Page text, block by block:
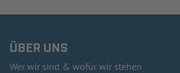
ÜBER UNS
Wer wir sind & wofür wir stehen